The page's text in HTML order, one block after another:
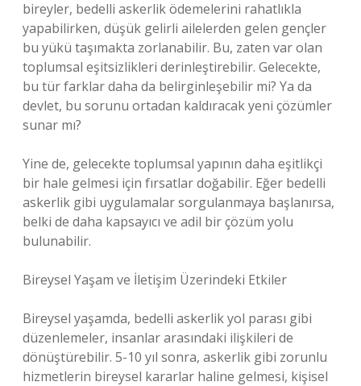
bireyler, bedelli askerlik ödemelerini rahatlıkla
yapabilirken, düşük gelirli ailelerden gelen gençler
bu yükü taşımakta zorlanabilir. Bu, zaten var olan
toplumsal eşitsizlikleri derinleştirebilir. Gelecekte,
bu tür farklar daha da belirginleşebilir mi? Ya da
devlet, bu sorunu ortadan kaldıracak yeni çözümler
sunar mı?
Yine de, gelecekte toplumsal yapının daha eşitlikçi
bir hale gelmesi için fırsatlar doğabilir. Eğer bedelli
askerlik gibi uygulamalar sorgulanmaya başlanırsa,
belki de daha kapsayıcı ve adil bir çözüm yolu
bulunabilir.
Bireysel Yaşam ve İletişim Üzerindeki Etkiler
Bireysel yaşamda, bedelli askerlik yol parası gibi
düzenlemeler, insanlar arasındaki ilişkileri de
dönüştürebilir. 5-10 yıl sonra, askerlik gibi zorunlu
hizmetlerin bireysel kararlar haline gelmesi, kişisel